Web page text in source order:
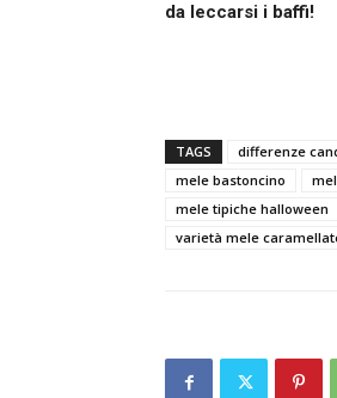
da leccarsi i baffi!
TAGS differenze
mele bastoncino
mele tipiche halloween
varietà mele